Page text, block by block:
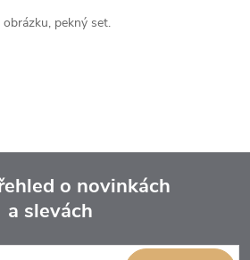
pekný set.
o novinkách
a slevách